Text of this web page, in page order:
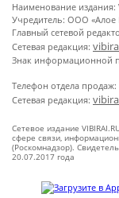
Наименование издания:
Учредитель: ООО «Алое
Главный сетевой
Сетевая редакция:
Знак информационной
Телефон отдела продаж:
Сетевая редакция:
Сетевое издание
сфере связи,
(Роскомнадзор).
20.07.2017 года